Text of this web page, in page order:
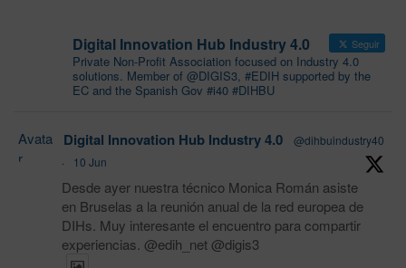
Digital Innovation Hub Industry 4.0 Seguir
Private Non-Profit Association focused on Industry 4.0
solutions. Member of @DIGIS3, #EDIH supported by the
EC and the Spanish Gov #i40 #DIHBU
Avata
r
Digital Innovation Hub Industry 4.0
@dihbuindustry40
·
10 Jun
Desde ayer nuestra técnico Monica Román asiste
en Bruselas a la reunión anual de la red europea de
DIHs. Muy interesante el encuentro para compartir
experiencias. @edih_net @digis3